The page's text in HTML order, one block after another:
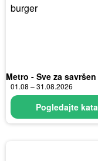
Metro - Sve za
01.08 – 31.08.2026
Pogledajte